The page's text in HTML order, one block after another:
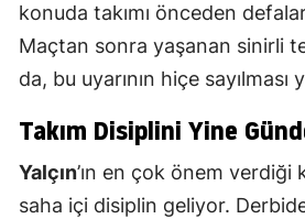
konuda takımı önceden
Maçtan sonra yaşanan sinirli
da, bu uyarının hiçe sayılması
Takım Disiplini Yine
Yalçın’ın en çok önem verdiği
saha içi disiplin geliyor.